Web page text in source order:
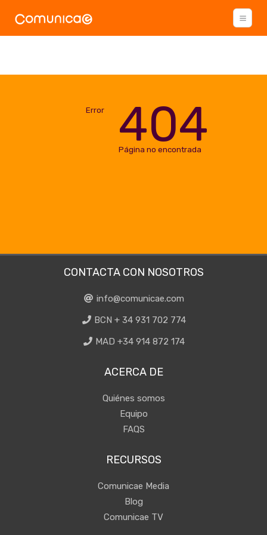
Error 404
Página no encontrada
CONTACTA CON NOSOTROS
info@comunicae.com
BCN + 34 931 702 774
MAD +34 914 872 174
ACERCA DE
Quiénes somos
Equipo
FAQS
RECURSOS
Comunicae Media
Blog
Comunicae TV